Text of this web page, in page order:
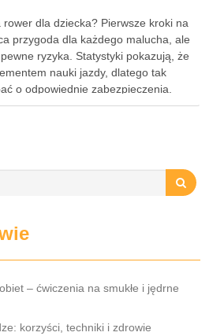
dla dziecka? Pierwsze kroki na
przygoda dla każdego malucha, ale
ryzyka. Statystyki pokazują, że
nauki jazdy, dlatego tak
o odpowiednie zabezpieczenia.
dla dzieci stanowią kluczowy element
– ćwiczenia na smukłe i jędrne
korzyści, techniki i zdrowie